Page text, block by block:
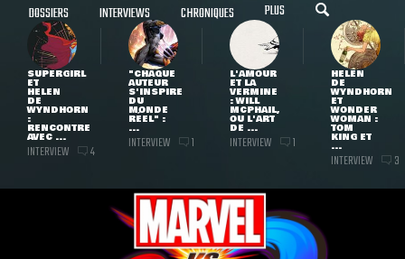
DOSSIERS INTERVIEWS CHRONIQUES PLUS
SUPERGIRL
ET
HELEN
DE
WYNDHORN
:
RENCONTRE
AVEC ...
INTERVIEW 4
"CHAQUE
AUTEUR
S'INSPIRE
DU
MONDE
RÉEL" :
...
INTERVIEW 1
L'AMOUR
ET LA
VERMINE
: WILL
MCPHAIL,
OU L'ART
DE ...
INTERVIEW 1
HELEN
DE
WYNDHORN
ET
WONDER
WOMAN :
TOM
KING ET
...
INTERVIEW 3